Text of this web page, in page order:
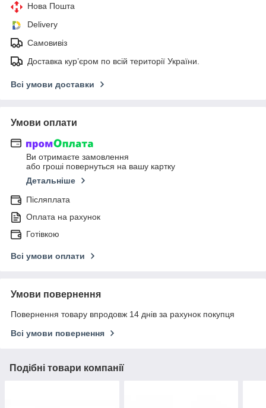
Нова Пошта
Delivery
Самовивіз
Доставка кур’єром по всій території України.
Всі умови доставки
Умови оплати
Ви отримаєте замовлення
або гроші повернуться на вашу картку
Детальніше
Післяплата
Оплата на рахунок
Готівкою
Всі умови оплати
Умови повернення
Повернення товару впродовж 14 днів за рахунок покупця
Всі умови повернення
Подібні товари компанії